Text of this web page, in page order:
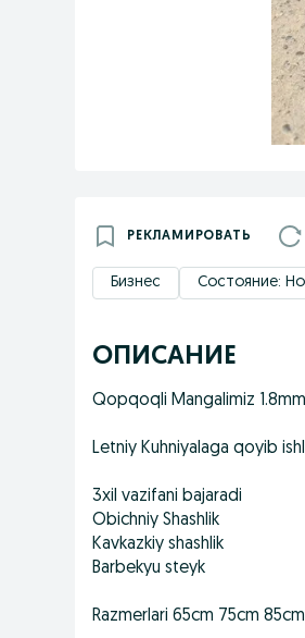
РЕКЛАМИРОВАТЬ
Бизнес Состояние:
ОПИСАНИЕ
Qopqoqli Mangalimiz
Letniy Kuhniyalaga qoyib
3xil vazifani bajaradi
Obichniy Shashlik
Kavkazkiy shashlik
Barbekyu steyk
Razmerlari 65cm 75cm 85cm